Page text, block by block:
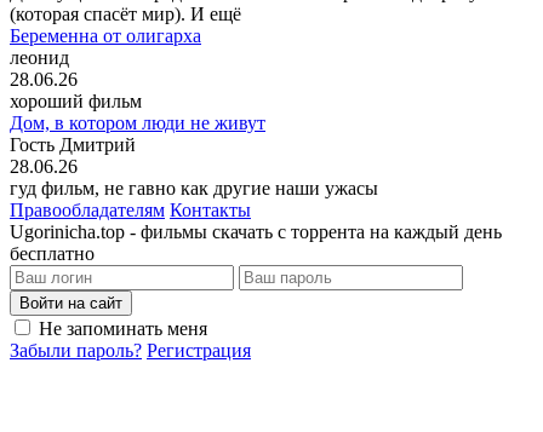
(которая спасёт мир). И ещё
Беременна от олигарха
леонид
28.06.26
хороший фильм
Дом, в котором люди не живут
Гость Дмитрий
28.06.26
гуд фильм, не гавно как другие наши ужасы
Правообладателям Контакты
Ugorinicha.top - фильмы скачать с торрента на каждый день
бесплатно
Войти на сайт
Не запоминать меня
Забыли пароль? Регистрация